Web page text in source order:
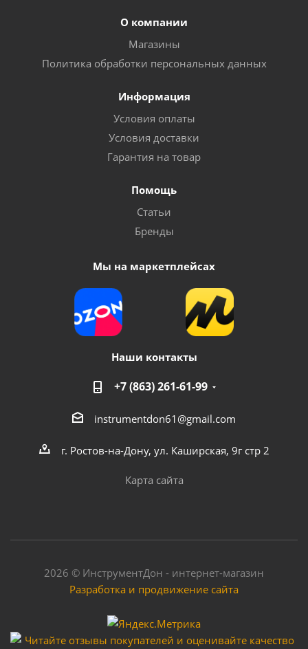
О компании
Магазины
Политика обработки персональных данных
Информация
Условия оплаты
Условия доставки
Гарантия на товар
Помощь
Статьи
Бренды
Мы на маркетплейсах
Наши контакты
+7 (863) 261-61-99
instrumentdon61@gmail.com
г. Ростов-на-Дону, ул. Каширская, 9г стр 2
Карта сайта
2026 © ИнструментДон - интернет-магазин
Разработка и продвижение сайта